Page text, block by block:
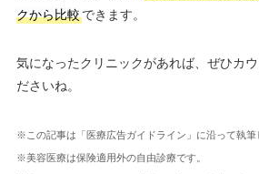
クから比較できます。
気になったクリニックがあれば、ぜひカ
ださいね。
※この記事は「医療広告ガイドライン」に沿って執筆
※美容医療は保険適用外の自由診療です。